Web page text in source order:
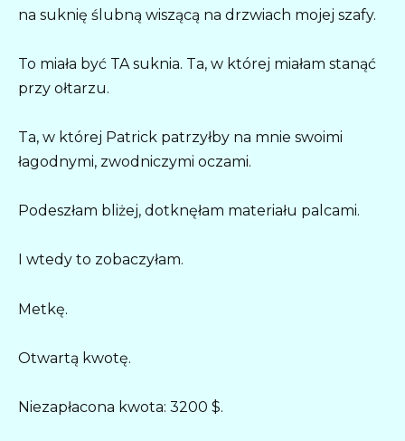
na suknię ślubną wiszącą na drzwiach mojej szafy.
To miała być TA suknia. Ta, w której miałam stanąć
przy ołtarzu.
Ta, w której Patrick patrzyłby na mnie swoimi
łagodnymi, zwodniczymi oczami.
Podeszłam bliżej, dotknęłam materiału palcami.
I wtedy to zobaczyłam.
Metkę.
Otwartą kwotę.
Niezapłacona kwota: 3200 $.